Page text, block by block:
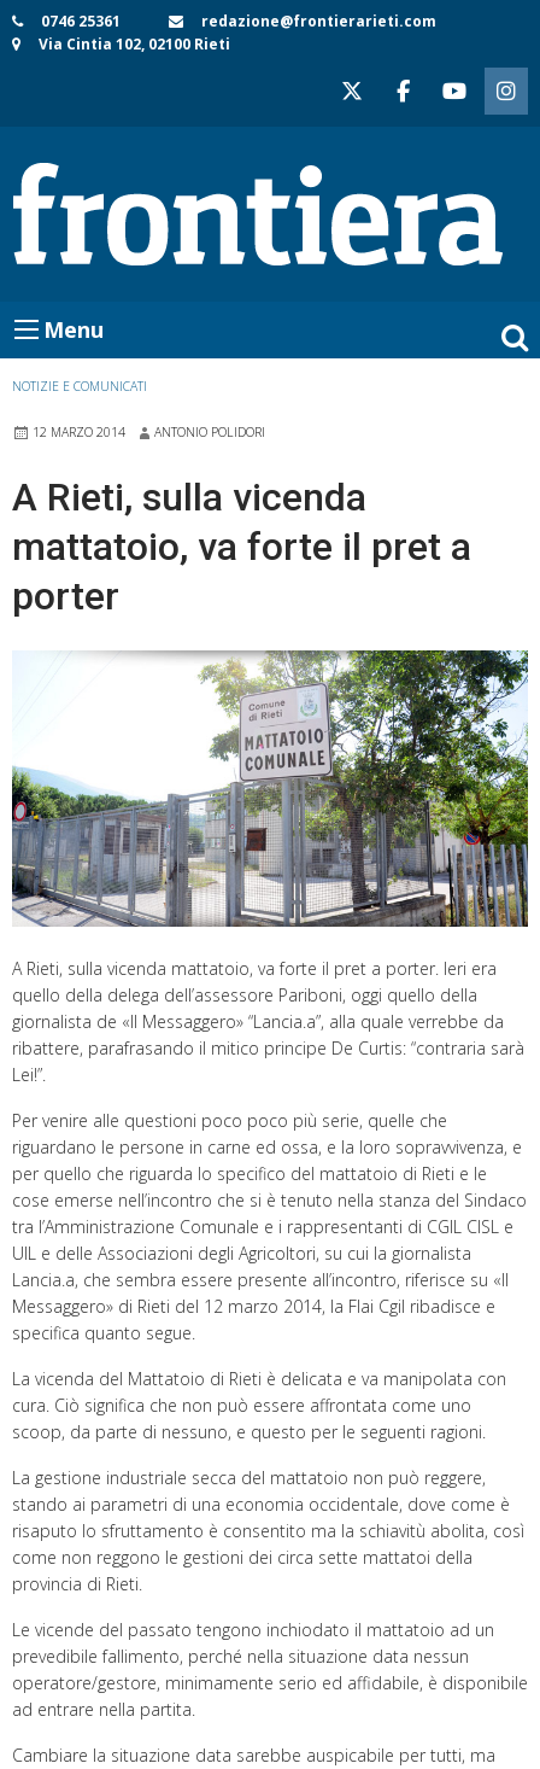
Skip
to
0746 25361
redazione@frontierarieti.com
Via Cintia 102, 02100 Rieti
Menu
NOTIZIE E COMUNICATI
12 MARZO 2014 ANTONIO POLIDORI
A Rieti, sulla vicenda
mattatoio, va forte il pret a
porter
A Rieti, sulla vicenda mattatoio, va forte il pret a porter. Ieri era
quello della delega dell’assessore Pariboni, oggi quello della
giornalista de «Il Messaggero» “Lancia.a”, alla quale verrebbe da
ribattere, parafrasando il mitico principe De Curtis: “contraria sarà
Lei!”.
Per venire alle questioni poco poco più serie, quelle che
riguardano le persone in carne ed ossa, e la loro sopravvivenza, e
per quello che riguarda lo specifico del mattatoio di Rieti e le
cose emerse nell’incontro che si è tenuto nella stanza del Sindaco
tra l’Amministrazione Comunale e i rappresentanti di CGIL CISL e
UIL e delle Associazioni degli Agricoltori, su cui la giornalista
Lancia.a, che sembra essere presente all’incontro, riferisce su «Il
Messaggero» di Rieti del 12 marzo 2014, la Flai Cgil ribadisce e
specifica quanto segue.
La vicenda del Mattatoio di Rieti è delicata e va manipolata con
cura. Ciò significa che non può essere affrontata come uno
scoop, da parte di nessuno, e questo per le seguenti ragioni.
La gestione industriale secca del mattatoio non può reggere,
stando ai parametri di una economia occidentale, dove come è
risaputo lo sfruttamento è consentito ma la schiavitù abolita, così
come non reggono le gestioni dei circa sette mattatoi della
provincia di Rieti.
Le vicende del passato tengono inchiodato il mattatoio ad un
prevedibile fallimento, perché nella situazione data nessun
operatore/gestore, minimamente serio ed affidabile, è disponibile
ad entrare nella partita.
Cambiare la situazione data sarebbe auspicabile per tutti, ma